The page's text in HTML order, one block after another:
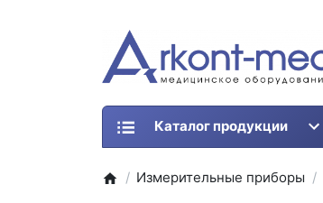
Каталог продукции
Измерительные приборы